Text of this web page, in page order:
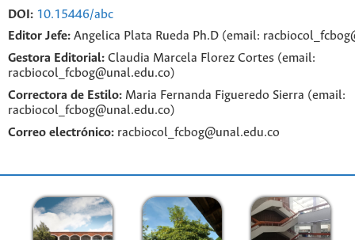
DOI: 10.15446/abc
Editor Jefe: Angelica Plata Rueda Ph.D (email:
Gestora Editorial: Claudia Marcela Florez Cortes (email:
racbiocol_fcbog@unal.edu.co)
Correctora de Estilo: Maria Fernanda Figueredo Sierra (email:
racbiocol_fcbog@unal.edu.co)
Correo electrónico: racbiocol_fcbog@unal.edu.co